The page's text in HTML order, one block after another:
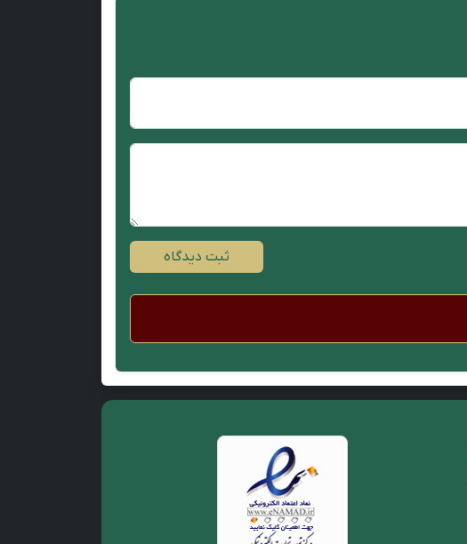
ثبت دیدگاه